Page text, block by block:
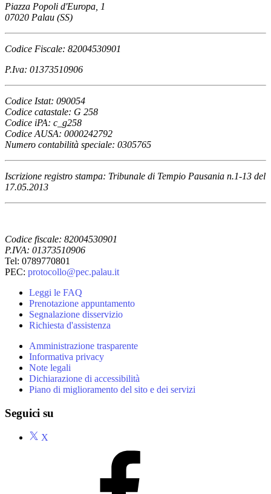
Piazza Popoli d'Europa, 1
07020 Palau (SS)
Codice Fiscale: 82004530901
P.Iva: 01373510906
Codice Istat: 090054
Codice catastale: G 258
Codice iPA: c_g258
Codice AUSA: 0000242792
Numero contabilità speciale: 0305765
Iscrizione registro stampa: Tribunale di Tempio Pausania n.1-13 del
17.05.2013
Codice fiscale: 82004530901
P.IVA: 01373510906
Tel: 0789770801
PEC: protocollo@pec.palau.it
Leggi le FAQ
Prenotazione appuntamento
Segnalazione disservizio
Richiesta d'assistenza
Amministrazione trasparente
Informativa privacy
Note legali
Dichiarazione di accessibilità
Piano di miglioramento del sito e dei servizi
Seguici su
X